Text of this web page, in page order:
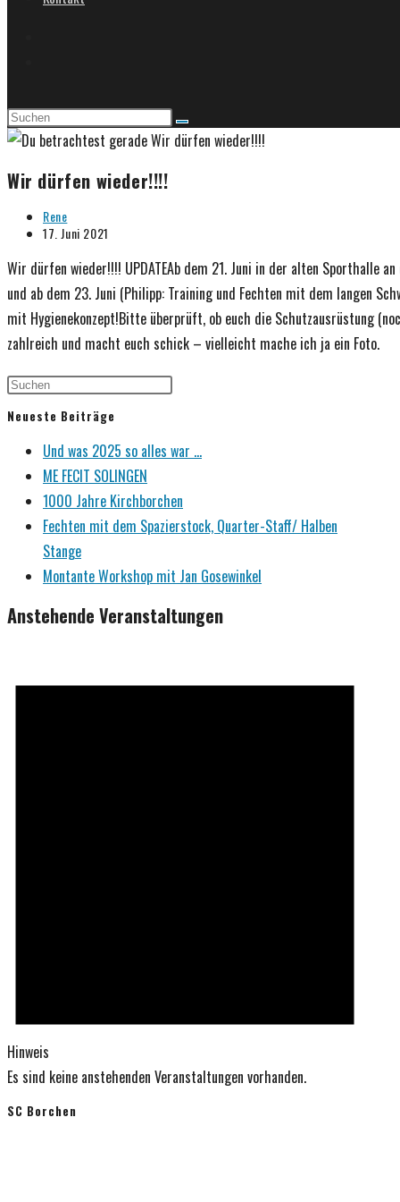
Wir dürfen wieder!!!!
Beitrags-
Autor:
Rene
Beitrag
17. Juni 2021
Wir dürfen wieder!!!! UPDATEAb dem 21. Juni in der alten Sporthalle
und ab dem 23. Juni (Philipp: Training und Fechten mit dem langen
mit Hygienekonzept!Bitte überprüft, ob euch die Schutzausrüstung
zahlreich und macht euch schick – vielleicht mache ich ja ein Foto.
Neueste Beiträge
Und was 2025 so alles war …
ME FECIT SOLINGEN
1000 Jahre Kirchborchen
Fechten mit dem Spazierstock, Quarter-Staff/ Halben
Stange
Montante Workshop mit Jan Gosewinkel
Anstehende Veranstaltungen
Hinweis
Es sind keine anstehenden Veranstaltungen vorhanden.
SC Borchen